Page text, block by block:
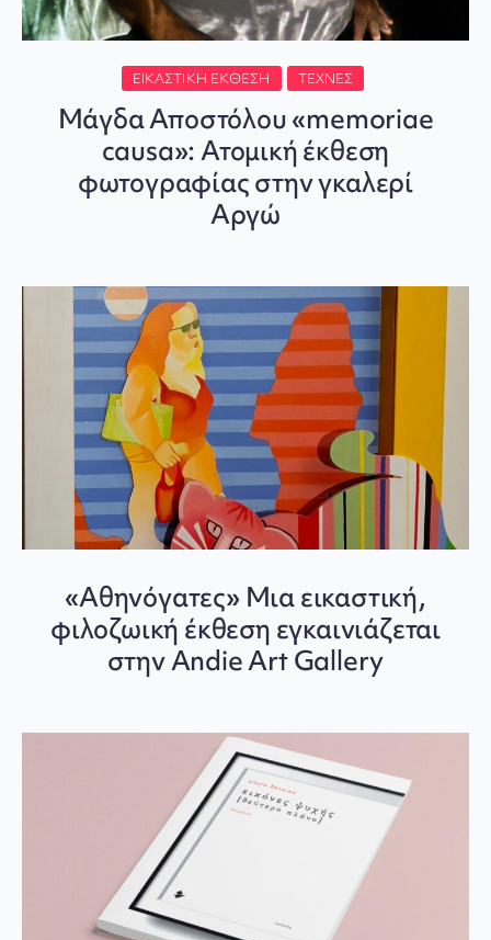
ΕΙΚΑΣΤΙΚΉ ΈΚΘΕΣΗ ΤΈΧΝΕΣ
Μάγδα Αποστόλου «memoriae
causa»: Ατομική έκθεση
φωτογραφίας στην γκαλερί
Αργώ
«Αθηνόγατες» Μια εικαστική,
φιλοζωική έκθεση εγκαινιάζεται
στην Andie Art Gallery